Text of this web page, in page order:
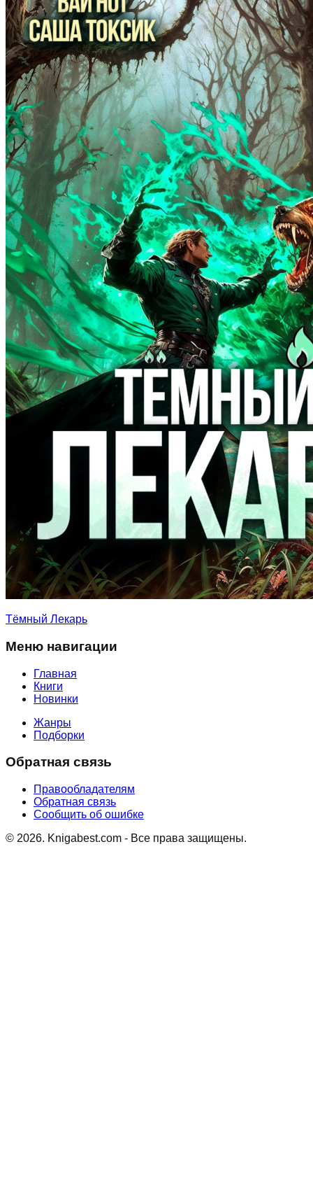
Тёмный Лекарь
Меню навигации
Главная
Книги
Новинки
Жанры
Подборки
Обратная связь
Правообладателям
Обратная связь
Сообщить об ошибке
© 2026. Knigabest.com - Все права защищены.